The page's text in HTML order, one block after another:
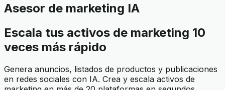
Asesor de marketing IA
Escala tus activos de marketing 10
veces más rápido
Genera anuncios, listados de productos y publicaciones
en redes sociales con IA. Crea y escala activos de